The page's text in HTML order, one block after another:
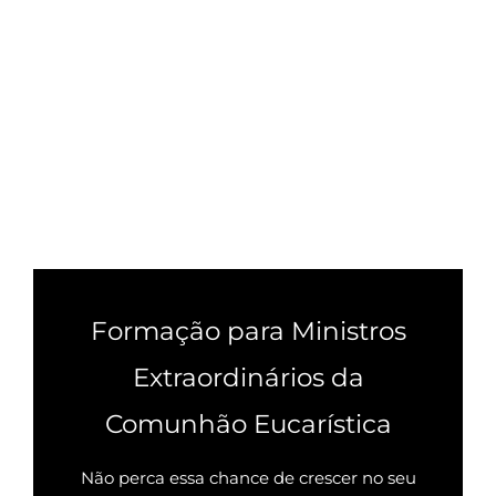
Formação para Ministros
Extraordinários da
Comunhão Eucarística
Não perca essa chance de crescer no seu